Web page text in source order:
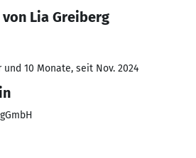
Lia Greiberg
und 10 Monate, seit Nov. 2024